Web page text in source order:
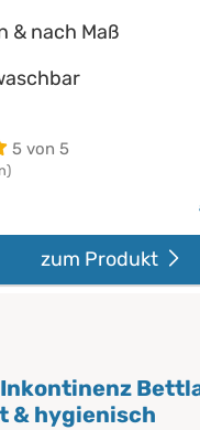
& nach Maß
5 von 5
zum Produkt
& hygienisch